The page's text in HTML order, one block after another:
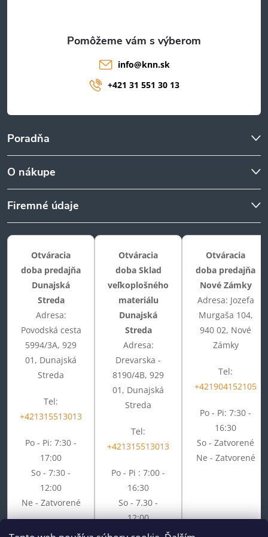
Poradňa
O nákupe
Firemné údaje
info@knn.sk
+421 31 551 30 13
Otváracia
doba predajňa
Dunajská
Streda
Adresa:
Povodská cesta
5994/3A, 929
01, Dunajská
Streda
Tel:
+421315513013
Po - Pi: 7:30 -
17:00
So - 7:30 -
12:00
Ne - Zatvorené
Otváracia
doba Sklad
veľkoplošného
materiálu
Dunajská
Streda
Adresa:
Drevarska -
8190/4B, 929
01, Dunajská
Streda
Tel:
+421315513013
Po - Pi : 7:00 -
16:30
So - 7.30 -
12:00
Ne - Zatvorené
Otváracia
doba predajňa
Nové Zámky
Adresa: Jozefa
Murgaša 104,
940 02, Nové
Zámky
Tel:
+421904152105
Po - Pi: 7:30 -
16:30
So - Zatvorené
Ne - Zatvorené